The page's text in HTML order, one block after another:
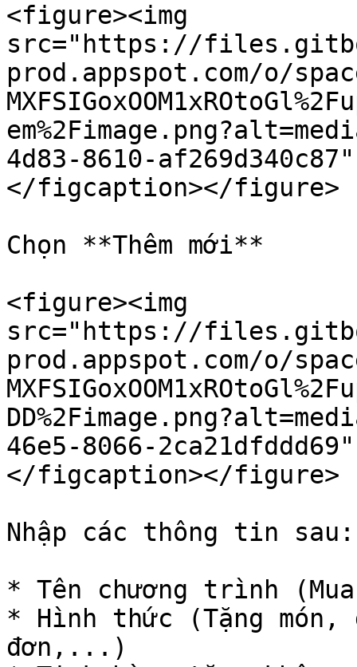
<figure><img
src="https://
prod.appspot.com/o/
4d83-8610-
</figcaption></figure>
Chọn **Thêm mới**
<figure><img
src="https://
prod.appspot.com/o/
46e5-8066-
</figcaption></figure>
Nhập các thông tin sau:
* Tên chương trình
* Hình thức (Tặng món,
đơn,...)